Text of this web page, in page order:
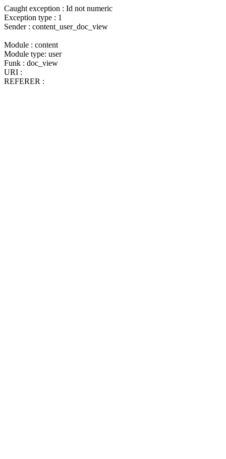
Caught exception : Id not numeric
Exception type : 1
Sender : content_user_doc_view
Module : content
Module type: user
Funk : doc_view
URI :
REFERER :